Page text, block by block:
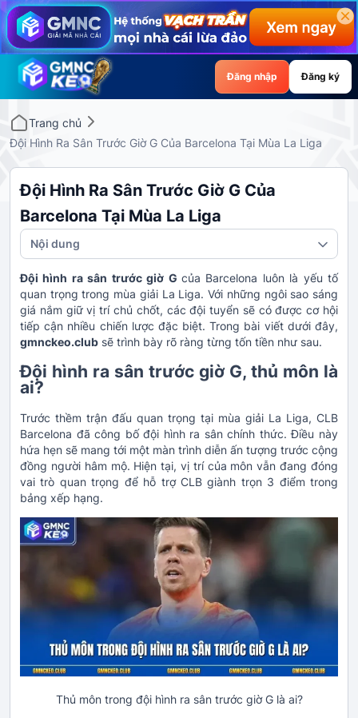
Đăng nhập Đăng ký
Trang chủ
Đội Hình Ra Sân Trước Giờ G Của Barcelona Tại Mùa La Liga
Đội Hình Ra Sân Trước Giờ G Của
Barcelona Tại Mùa La Liga
Nội dung
Đội hình ra sân trước giờ G của Barcelona luôn là yếu tố
quan trọng trong mùa giải La Liga. Với những ngôi sao sáng
giá nắm giữ vị trí chủ chốt, các đội tuyển sẽ có được cơ hội
tiếp cận nhiều chiến lược đặc biệt. Trong bài viết dưới đây,
gmnckeo.club sẽ trình bày rõ ràng từng tốn tiền như sau.
Đội hình ra sân trước giờ G, thủ môn là
ai?
Trước thềm trận đấu quan trọng tại mùa giải La Liga, CLB
Barcelona đã công bố đội hình ra sân chính thức. Điều này
hứa hẹn sẽ mang tới một màn trình diễn ấn tượng trước cộng
đồng người hâm mộ. Hiện tại, vị trí của môn vẫn đang đóng
vai trò quan trọng để hỗ trợ CLB giành trọn 3 điểm trong
bảng xếp hạng.
Thủ môn trong đội hình ra sân trước giờ G là ai?